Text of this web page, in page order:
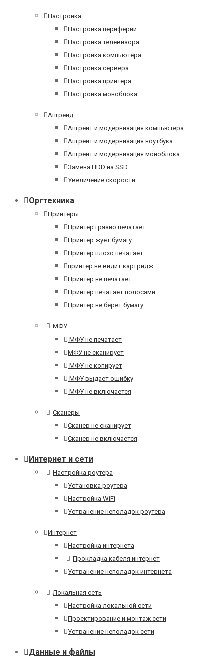
Настройка
Настройка периферии
Настройка телевизора
Настройка компьютера
Настройка сервера
Настройка принтера
Настройка моноблока
Апгрейд
Апгрейт и модернизация компьютера
Апгрейт и модернизация ноутбука
Апгрейт и модернизация моноблока
Замена HDD на SSD
Увеличение скорости
Оргтехника
Принтеры
Принтер грязно печатает
Принтер жует бумагу
Принтер плохо печатает
принтер не видит картридж
Принтер не печатает
Принтер печатает полосами
Принтер не берёт бумагу
МФУ
МФУ не печатает
МФУ не сканирует
МФУ не копирует
МФУ выдает ошибку
МФУ не включается
Сканеры
Сканер не сканирует
Сканер не включается
Интернет и сети
Настройка роутера
Установка роутера
Настройка WiFi
Устранение неполадок роутера
Интернет
Настройка интернета
Прокладка кабеля интернет
Устранение неполадок интернета
Локальная сеть
Настройка локальной сети
Проектирование и монтаж сети
Устранение неполадок сети
Данные и файлы